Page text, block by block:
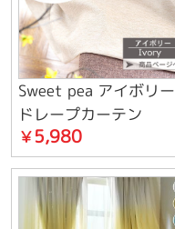
Sweet pea アイボリー
ドレープカーテン
￥5,980